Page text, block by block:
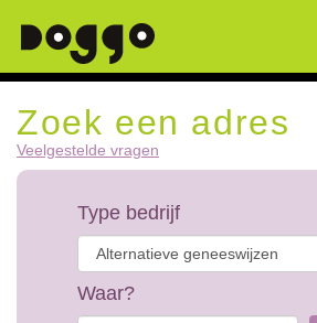
Zoek een adres
Veelgestelde vragen
Type bedrijf
Waar?